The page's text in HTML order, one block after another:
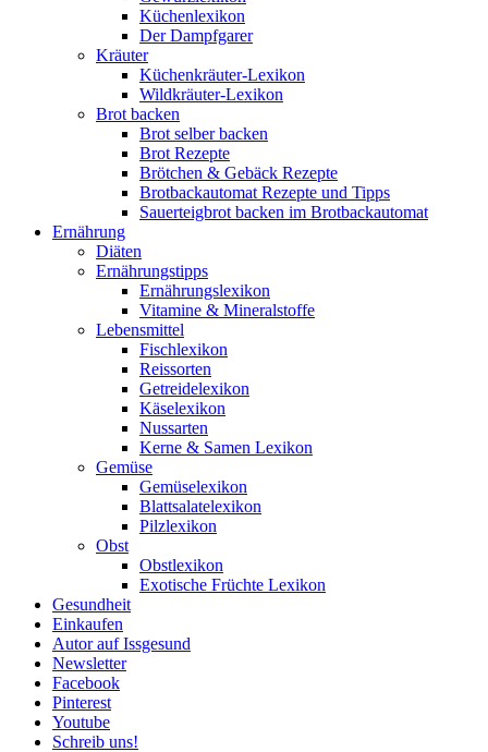
Küchenlexikon
Der Dampfgarer
Kräuter
Küchenkräuter-Lexikon
Wildkräuter-Lexikon
Brot backen
Brot selber backen
Brot Rezepte
Brötchen & Gebäck Rezepte
Brotbackautomat Rezepte und Tipps
Sauerteigbrot backen im Brotbackautomat
Ernährung
Diäten
Ernährungstipps
Ernährungslexikon
Vitamine & Mineralstoffe
Lebensmittel
Fischlexikon
Reissorten
Getreidelexikon
Käselexikon
Nussarten
Kerne & Samen Lexikon
Gemüse
Gemüselexikon
Blattsalatelexikon
Pilzlexikon
Obst
Obstlexikon
Exotische Früchte Lexikon
Gesundheit
Einkaufen
Autor auf Issgesund
Newsletter
Facebook
Pinterest
Youtube
Schreib uns!